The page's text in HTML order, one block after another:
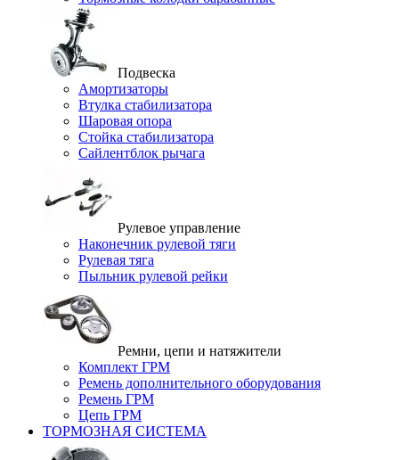
Подвеска
Амортизаторы
Втулка стабилизатора
Шаровая опора
Стойка стабилизатора
Сайлентблок рычага
Рулевое управление
Наконечник рулевой тяги
Рулевая тяга
Пыльник рулевой рейки
Ремни, цепи и натяжители
Комплект ГРМ
Ремень дополнительного оборудования
Ремень ГРМ
Цепь ГРМ
ТОРМОЗНАЯ СИСТЕМА